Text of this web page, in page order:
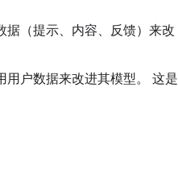
（提示、内容、反馈）来改
户数据来改进其模型。 这是